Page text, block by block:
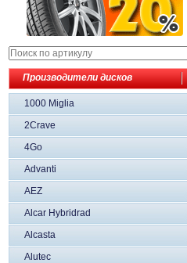
Производители дисков
1000 Miglia
2Crave
4Go
Advanti
AEZ
Alcar Hybridrad
Alcasta
Alutec